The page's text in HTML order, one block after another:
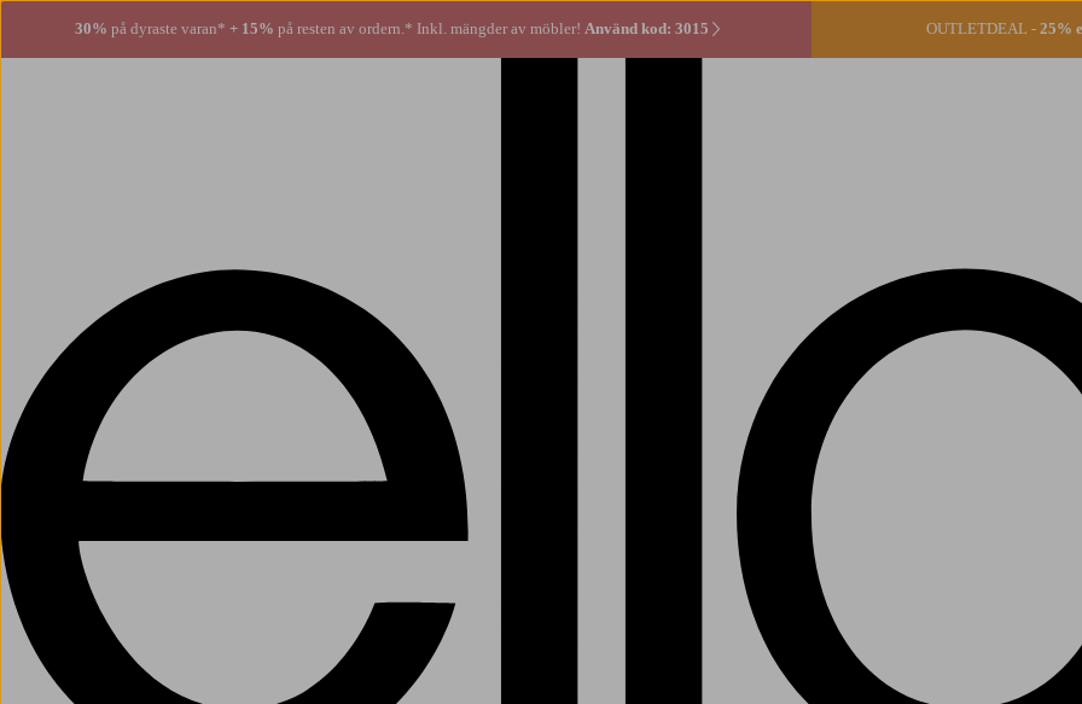
30% på dyraste varan* + 15% på resten av ordern.* Inkl. mängder av möbler! Använd kod: 3015 OUTLETDEAL - 25%